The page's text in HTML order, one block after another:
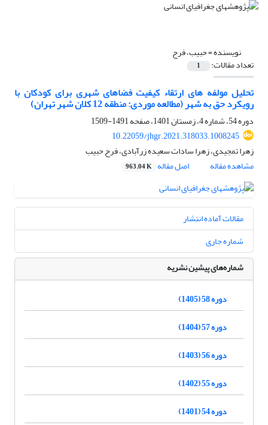
نویسنده =حبیب، فرح
تعداد مقالات: 1
تحلیل مولفه های ارتقاء کیفیت فضاهای شهری برای کودکان با
رویکرد حق به شهر (مطالعه موردی: منطقه 12 کلان شهر تهران)
دوره 54، شماره 4، زمستان 1401، صفحه
1491-1509
10.22059/jhgr.2021.318033.1008245
زهرا تمجیدی، زهرا سادات سعیده زرآبادی، فرح حبیب
مشاهده مقاله
اصل مقاله 963.04 K
مقالات آماده انتشار
شماره جاری
شماره‌های پیشین نشریه
دوره 58 (1405)
دوره 57 (1404)
دوره 56 (1403)
دوره 55 (1402)
دوره 54 (1401)